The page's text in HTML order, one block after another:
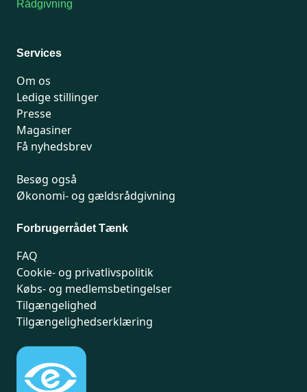
Rådgivning
Services
Om os
Ledige stillinger
Presse
Magasiner
Få nyhedsbrev
Besøg også
Økonomi- og gældsrådgivning
Forbrugerrådet Tænk
FAQ
Cookie- og privatlivspolitik
Købs- og medlemsbetingelser
Tilgængelighed
Tilgængelighedserklæring